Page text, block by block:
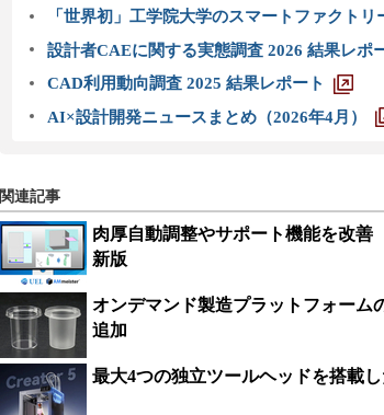
「世界初」工学院大学のスマートファクトリ
設計者CAEに関する実態調査 2026 結果レポ
CAD利用動向調査 2025 結果レポート
AI×設計開発ニュースまとめ（2026年4月）
関連記事
肉厚自動調整やサポート機能を改
新版
オンデマンド製造プラットフォーム
追加
最大4つの独立ツールヘッドを搭載